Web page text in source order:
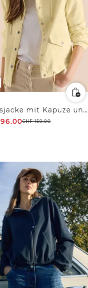
Jeansjacke mit Kapuze und Knöpfen
96.00CHF159.00